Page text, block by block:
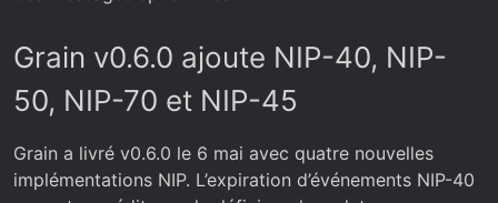
Grain v0.6.0 ajoute NIP-40, NIP-
50, NIP-70 et NIP-45
Grain a livré v0.6.0 le 6 mai avec quatre nouvelles
implémentations NIP. L’expiration d’événements NIP-40